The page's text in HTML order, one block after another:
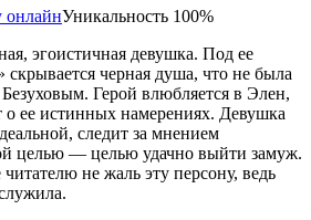
онлайнУникальность 100%
эгоистичная девушка. Под ее
скрывается черная душа, что не была
Герой влюбляется в Элен,
о ее истинных намерениях. Девушка
следит за мнением
целью — целью удачно выйти замуж.
не жаль эту персону, ведь